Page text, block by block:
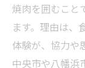
焼肉を囲むこと
ます。理由は、
体験が、協力や
中央市や八幡浜